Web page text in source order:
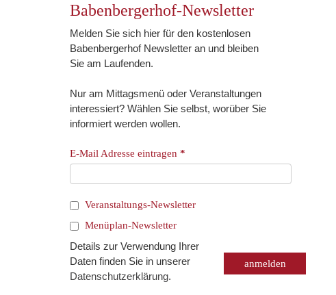
Babenbergerhof-Newsletter
Melden Sie sich hier für den kostenlosen
Babenbergerhof Newsletter an und bleiben
Sie am Laufenden.
Nur am Mittagsmenü oder Veranstaltungen
interessiert? Wählen Sie selbst, worüber Sie
informiert werden wollen.
E-Mail Adresse eintragen *
Veranstaltungs-Newsletter
Menüplan-Newsletter
Details zur Verwendung Ihrer
Daten finden Sie in unserer
Datenschutzerklärung.